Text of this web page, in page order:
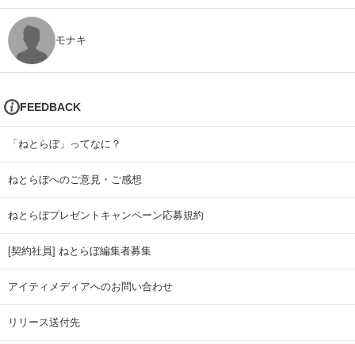
モナキ
FEEDBACK
「ねとらぼ」ってなに？
ねとらぼへのご意見・ご感想
ねとらぼプレゼントキャンペーン応募規約
[契約社員] ねとらぼ編集者募集
アイティメディアへのお問い合わせ
リリース送付先